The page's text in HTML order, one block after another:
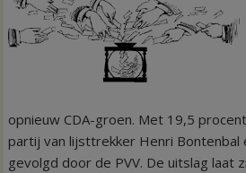
opnieuw CDA-groen. Met 19,5
partij van lijsttrekker Henri
gevolgd door de PVV. De uitslag laat